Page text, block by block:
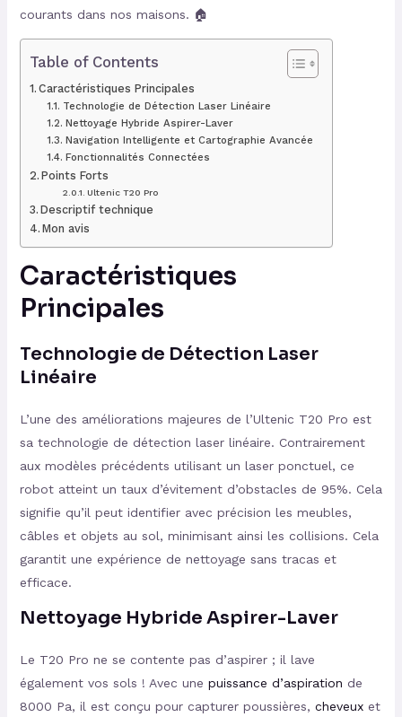
courants dans nos maisons. 🏠
Table of Contents
Caractéristiques Principales
Technologie de Détection Laser Linéaire
Nettoyage Hybride Aspirer-Laver
Navigation Intelligente et Cartographie Avancée
Fonctionnalités Connectées
Points Forts
Ultenic T20 Pro
Descriptif technique
Mon avis
Caractéristiques
Principales
Technologie de Détection Laser
Linéaire
L’une des améliorations majeures de l’Ultenic T20 Pro est
sa technologie de détection laser linéaire. Contrairement
aux modèles précédents utilisant un laser ponctuel, ce
robot atteint un taux d’évitement d’obstacles de 95%. Cela
signifie qu’il peut identifier avec précision les meubles,
câbles et objets au sol, minimisant ainsi les collisions. Cela
garantit une expérience de nettoyage sans tracas et
efficace.
Nettoyage Hybride Aspirer-Laver
Le T20 Pro ne se contente pas d’aspirer ; il lave
également vos sols ! Avec une puissance d’aspiration de
8000 Pa, il est conçu pour capturer poussières, cheveuxet